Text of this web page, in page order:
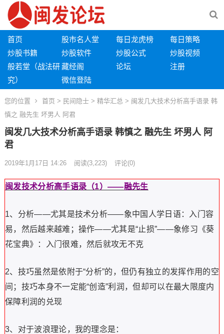
首页 股市名人堂 每日龙虎榜
每日策略
炒股书籍
炒股软件 炒股公式
炒股视频
般若堂（战法研
究）
藏经阁 论坛
注册
微信登陆
您的位置 首页 > 民间隐士> 精华汇总 > 闽发几大技术分析高手语录 韩
慎之 融先生 坏男人 阿君
闽发几大技术分析高手语录 韩慎之 融先生 坏男人 阿
君
2019年1月17日 14:26 阅读(3,223) 评论(0)
闽发技术分析高手语录（1）——融先生
1、分析——尤其是技术分析——象中国人学日语：入门容
易，然后越来越难；操作——尤其是“止损”——象修习《葵
花宝典》：入门很难，然后就攻无不克
2、技巧虽然是依附于“分析”的，但仍有独立的发挥作用的空
间；技巧本身不一定能“创造”利润，但却可以在最大限度内
保障利润的兑现
3、对于波浪理论，我的理念是：